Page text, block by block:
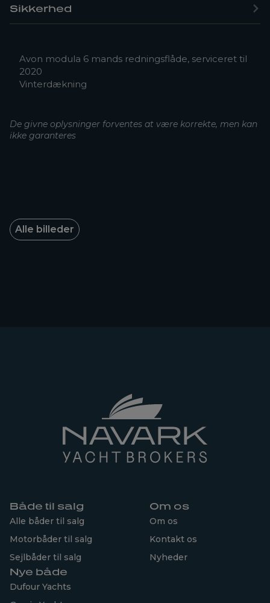
Sikkerhed
Avon modula 6 mands redningsflåde, serviceret til
2020
Vinterdækning
De givne oplysninger forventes at være korrekte, men kan
ikke garanteres
Alle billeder
Både til salg
Alle båder til salg
Motorbåder til salg
Sejlbåder til salg
Nye både
Dufour Yachts
Om os
Om os
Kontakt os
Nyheder